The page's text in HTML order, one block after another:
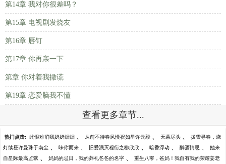
第14章 我对你很差吗？
第15章 电视剧发烧友
第16章 唇钉
第17章 你再亲一下
第章 你对着我撒谎
第19章 恋爱脑我不懂
查看更多章节...
热门点击: 此恨难消我奶奶烟烟 、 从前不待春风慢祝如星许云毅 、 天幕尽头 、 拨雪寻春，烧
灯续昼许曼珠于南尘 、 味你而来 、 旧爱泯灭程衍之柳欣欣 、 暗香浮动 、 醉酒情思 、 她来
自星际最高监狱 、 妈妈的忌日，我的葬礼爸爸的名字 、 重生八零，爸妈！我自有我的荣耀姜老